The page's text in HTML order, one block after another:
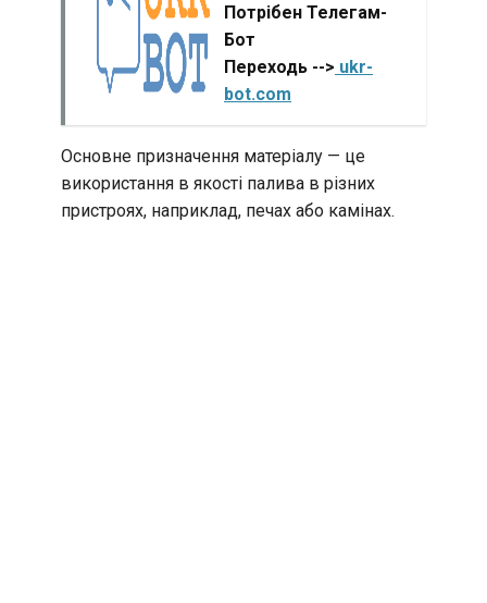
Потрібен Телегам-
Бот
Переходь --> ukr-
bot.com
Основне призначення матеріалу — це
використання в якості палива в різних
пристроях, наприклад, печах або камінах.